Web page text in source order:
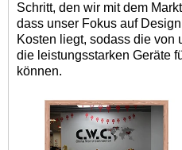
Schritt, den wir mit dem
dass unser Fokus auf
Kosten liegt, sodass die von
die leistungsstarken Geräte
können.